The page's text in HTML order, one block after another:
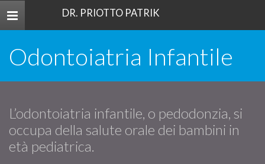
Toggle
navigation
DR. PRIOTTO PATRIK
Odontoiatria Infantile
L’odontoiatria infantile, o pedodonzia, si
occupa della salute orale dei bambini in
età pediatrica.